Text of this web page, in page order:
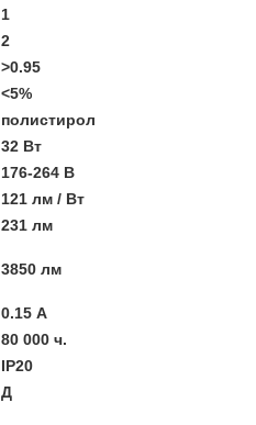
1
2
>0.95
<5%
полистирол
32 Вт
176-264 В
121 лм / Вт
231 лм
3850 лм
0.15 А
80 000 ч.
IP20
Д